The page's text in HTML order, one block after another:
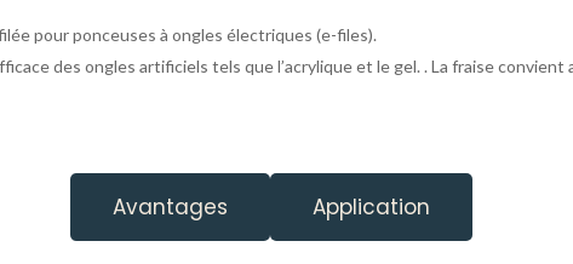
pour ponceuses à ongles électriques (e-files).
des ongles artificiels tels que l’acrylique et le gel. . La fraise convient
Avantages Application